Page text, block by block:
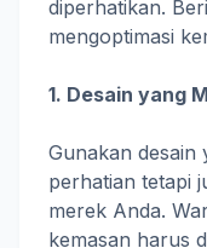
diperhatikan.
mengoptimasi
1. Desain yang
Gunakan desain
perhatian tetapi
merek Anda.
kemasan harus